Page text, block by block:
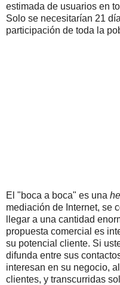
estimada de usuarios en
Solo se necesitarían 21
participación de toda la
El "boca a boca" es una
mediación de Internet, se
llegar a una cantidad
propuesta comercial es
su potencial cliente. Si
difunda entre sus
interesan en su negocio,
clientes, y transcurridas